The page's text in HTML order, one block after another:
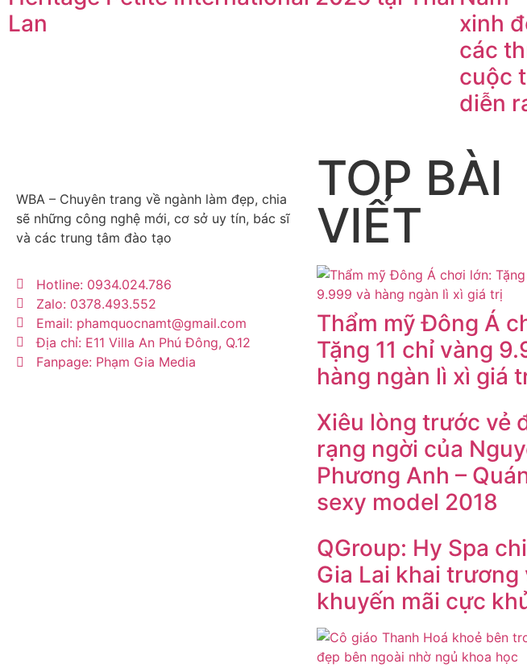
Lan
xinh
các
cuộc
diễn
WBA – Chuyên trang về ngành làm đẹp, chia
sẽ những công nghệ mới, cơ sở uy tín, bác sĩ
và các trung tâm đào tạo
Hotline: 0934.024.786
Zalo: 0378.493.552
Email: phamquocnamt@gmail.com
Địa chỉ: E11 Villa An Phú Đông, Q.12
Fanpage: Phạm Gia Media
TOP BÀI
VIẾT
Thẩm mỹ Đông Á
Tặng 11 chỉ vàng
hàng ngàn lì xì giá
Xiêu lòng trước vẻ
rạng ngời của
Phương Anh –
sexy model 2018
QGroup: Hy Spa
Gia Lai khai trương
khuyến mãi cực